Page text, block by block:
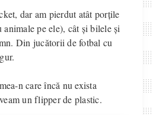
dar am pierdut atât porțile
animale pe ele), cât și bilele și
Din jucătorii de fotbal cu
n care încă nu exista
un flipper de plastic.